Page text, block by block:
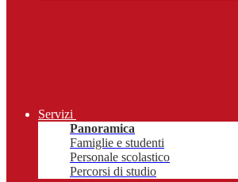
Servizi
Panoramica
Famiglie e studenti
Personale scolastico
Percorsi di studio